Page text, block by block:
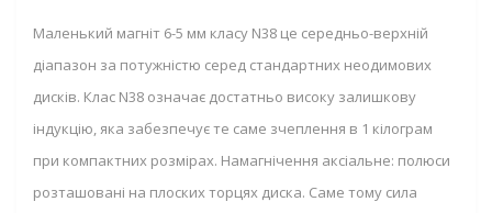
Маленький магніт 6-5 мм класу N38 це середньо-верхній
діапазон за потужністю серед стандартних неодимових
дисків. Клас N38 означає достатньо високу залишкову
індукцію, яка забезпечує те саме зчеплення в 1 кілограм
при компактних розмірах. Намагнічення аксіальне: полюси
розташовані на плоских торцях диска. Саме тому сила